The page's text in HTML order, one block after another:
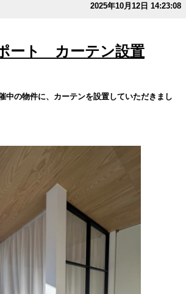
2025年10月12日 14:23:08
ート カーテン設置
中の物件に、カーテンを設置していただきまし